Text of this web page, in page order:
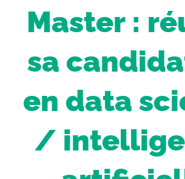
Master :
sa
en data
/